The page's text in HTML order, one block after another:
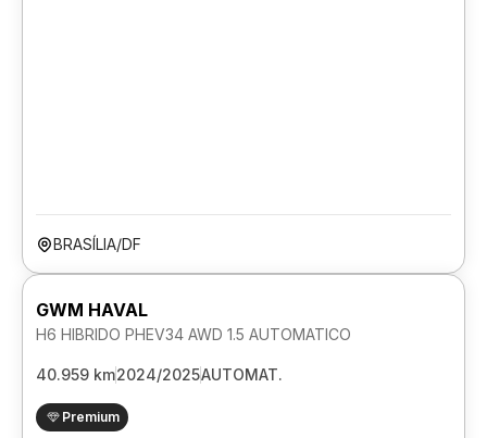
BRASÍLIA/DF
GWM HAVAL
H6 HIBRIDO PHEV34 AWD 1.5 AUTOMATICO
40.959 km2024/2025AUTOMAT.
Premium